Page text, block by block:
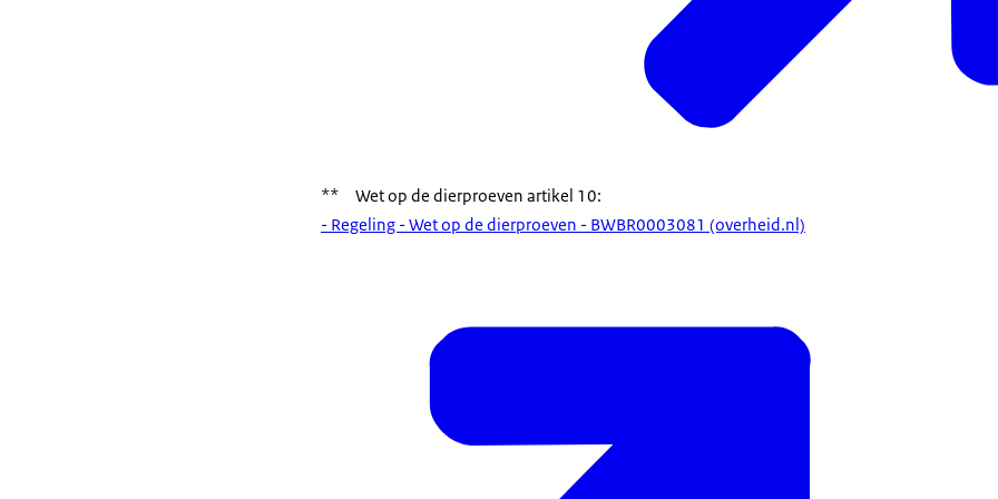
** Wet op de dierproeven artikel 10:
- Regeling - Wet op de dierproeven - BWBR0003081 (overheid.nl)